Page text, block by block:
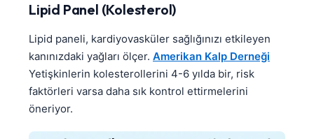
Lipid Panel (Kolesterol)
Lipid paneli, kardiyovasküler sağlığınızı etkileyen
kanınızdaki yağları ölçer. Amerikan Kalp Derneği
Yetişkinlerin kolesterollerini 4-6 yılda bir, risk
faktörleri varsa daha sık kontrol ettirmelerini
öneriyor.